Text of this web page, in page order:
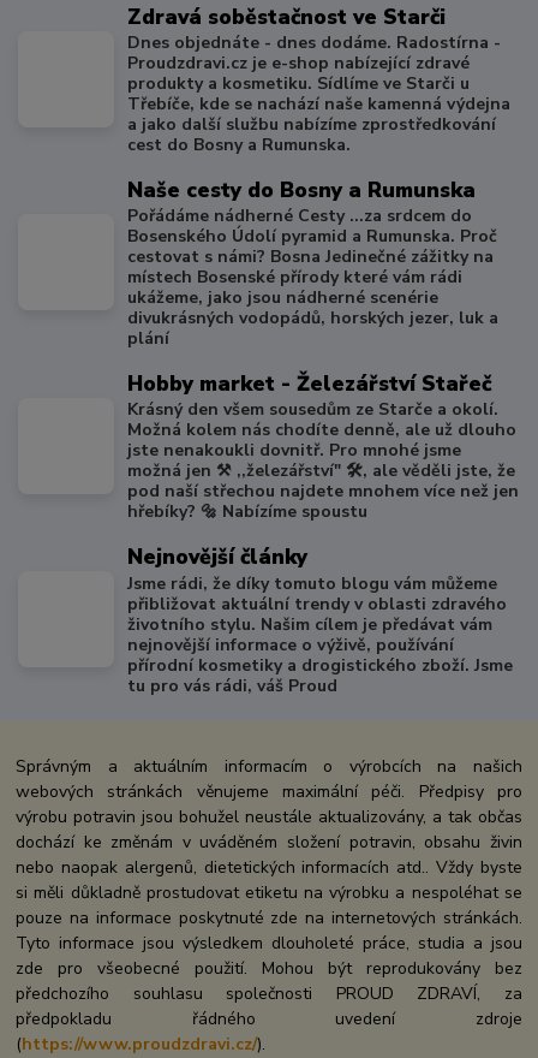
Zdravá soběstačnost ve Starči
Dnes objednáte - dnes dodáme. Radostírna -
Proudzdravi.cz je e-shop nabízející zdravé
produkty a kosmetiku. Sídlíme ve Starči u
Třebíče, kde se nachází naše kamenná výdejna
a jako další službu nabízíme zprostředkování
cest do Bosny a Rumunska.
Naše cesty do Bosny a Rumunska
Pořádáme nádherné Cesty ...za srdcem do
Bosenského Údolí pyramid a Rumunska. Proč
cestovat s námi? Bosna Jedinečné zážitky na
místech Bosenské přírody které vám rádi
ukážeme, jako jsou nádherné scenérie
divukrásných vodopádů, horských jezer, luk a
plání
Hobby market - Železářství Stařeč
Krásný den všem sousedům ze Starče a okolí.
Možná kolem nás chodíte denně, ale už dlouho
jste nenakoukli dovnitř. Pro mnohé jsme
možná jen ⚒️ ,,železářství" 🛠️, ale věděli jste, že
pod naší střechou najdete mnohem více než jen
hřebíky? 🔩 Nabízíme spoustu
Nejnovější články
Jsme rádi, že díky tomuto blogu vám můžeme
přibližovat aktuální trendy v oblasti zdravého
životního stylu. Našim cílem je předávat vám
nejnovější informace o výživě, používání
přírodní kosmetiky a drogistického zboží. Jsme
tu pro vás rádi, váš Proud
Správným a aktuálním informacím o výrobcích na našich
webových stránkách věnujeme maximální péči. Předpisy pro
výrobu potravin jsou bohužel neustále aktualizovány, a tak občas
dochází ke změnám v uváděném složení potravin, obsahu živin
nebo naopak alergenů, dietetických informacích atd.. Vždy byste
si měli důkladně prostudovat etiketu na výrobku a nespoléhat se
pouze na informace poskytnuté zde na internetových stránkách.
Tyto informace jsou výsledkem dlouholeté práce, studia a jsou
zde pro všeobecné použití. Mohou být reprodukovány bez
předchozího souhlasu společnosti PROUD ZDRAVÍ, za
předpokladu řádného uvedení zdroje
(https://www.proudzdravi.cz/).